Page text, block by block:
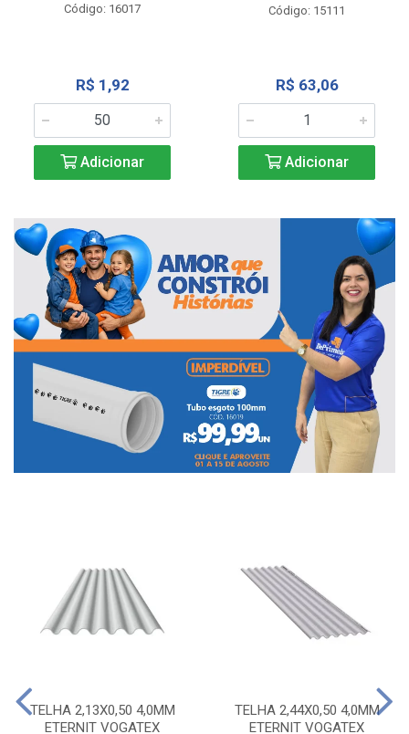
Código: 16017
R$ 1,92
Adicionar
Código: 15111
R$ 63,06
Adicionar
TELHA 2,13X0,50 4,0MM
ETERNIT VOGATEX
TELHA 2,44X0,50 4,0MM
ETERNIT VOGATEX